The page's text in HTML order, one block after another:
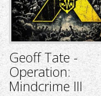
Geoff Tate -
Operation:
Mindcrime III